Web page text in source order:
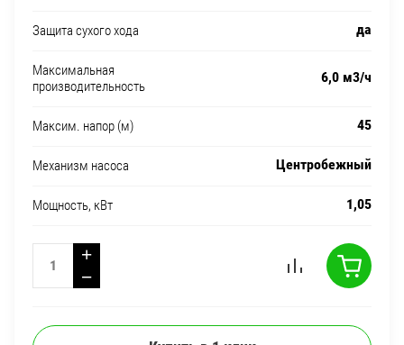
Защита сухого хода да
Максимальная
производительность
6,0 м3/ч
Максим. напор (м) 45
Механизм насоса Центробежный
Мощность, кВт 1,05
−
+